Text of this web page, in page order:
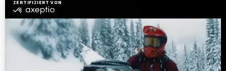
HÄNDLERSUCHE
KONTAKTHÄNDLER